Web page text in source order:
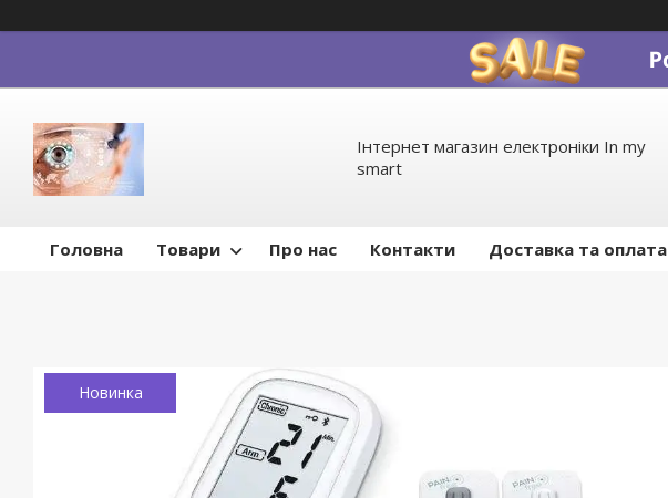
Інтернет магазин електроніки In my
smart
Головна Товари Про нас Контакти Доставка та оплата
Новинка